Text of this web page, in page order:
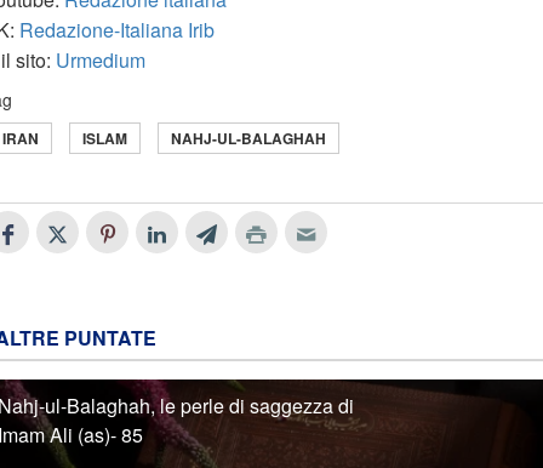
Redazione-Italiana Irib
sito: Urmedium
IRAN ISLAM NAHJ-UL-BALAGHAH
PUNTATE
ul-Balaghah, le perle di saggezza di
Ali (as)- 85